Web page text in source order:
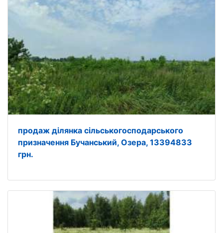
продаж ділянка сільськогосподарського
призначення Бучанський, Озера, 13394833
грн.